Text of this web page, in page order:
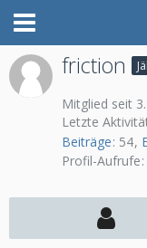
friction
Mitglied seit
Letzte
Beiträge 54
Profil-Aufrufe